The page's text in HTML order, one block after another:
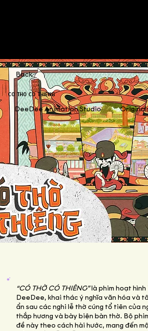
Back
CO THO CO THIENG
DeeDee Animation Studio
“CÓ THỜ CÓ THIÊNG”là phim hoạt hình
DeeDee, khai thác ý nghĩa văn hóa và
ẩn sau các nghi lễ thờ cúng tổ tiên của
thắp hương và bày biện bàn thờ. Bộ
đề này theo cách hài hước, mang đến